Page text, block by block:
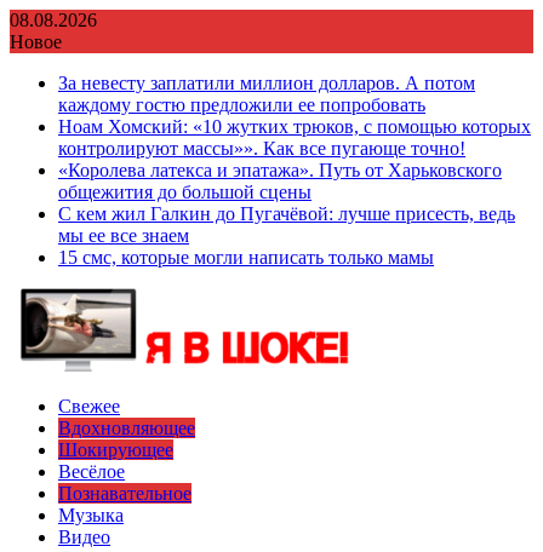
Перейти
к
08.08.2026
Новое
За невесту заплатили миллион долларов. А потом
каждому гостю предложили ее попробовать
Ноам Хомский: «10 жутких трюков, с помощью которых
контролируют массы»». Как все пугающе точно!
«Королева латекса и эпатажа». Путь от Харьковского
общежития до большой сцены
С кем жил Галкин до Пугачёвой: лучше присесть, ведь
мы ее все знаем
15 смс, которые могли написать только мамы
Свежее
Вдохновляющее
Шокирующее
Весёлое
Познавательное
Музыка
Видео